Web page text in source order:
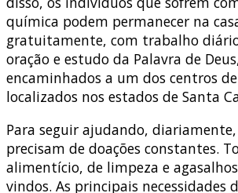
química podem permanecer na
gratuitamente, com trabalho
oração e estudo da Palavra de
encaminhados a um dos centros
localizados nos estados de Santa
Para seguir ajudando, diariamente,
precisam de doações constantes.
alimentício, de limpeza e
vindos. As principais necessidades